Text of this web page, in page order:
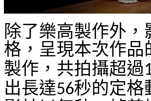
除了樂高製作外
格，呈現本次作
製作，共拍攝超過
出長達56秒的定格